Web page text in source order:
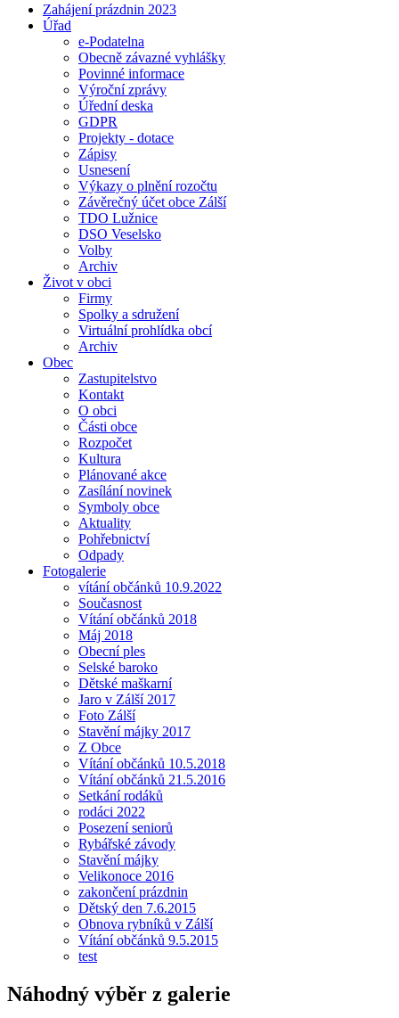
Zahájení prázdnin 2023
Úřad
e-Podatelna
Obecně závazné vyhlášky
Povinné informace
Výroční zprávy
Úřední deska
GDPR
Projekty - dotace
Zápisy
Usnesení
Výkazy o plnění rozočtu
Závěrečný účet obce Zálší
TDO Lužnice
DSO Veselsko
Volby
Archiv
Život v obci
Firmy
Spolky a sdružení
Virtuální prohlídka obcí
Archiv
Obec
Zastupitelstvo
Kontakt
O obci
Části obce
Rozpočet
Kultura
Plánované akce
Zasílání novinek
Symboly obce
Aktuality
Pohřebnictví
Odpady
Fotogalerie
vítání občánků 10.9.2022
Současnost
Vítání občánků 2018
Máj 2018
Obecní ples
Selské baroko
Dětské maškarní
Jaro v Zálší 2017
Foto Zálší
Stavění májky 2017
Z Obce
Vítání občánků 10.5.2018
Vítání občánků 21.5.2016
Setkání rodáků
rodáci 2022
Posezení seniorů
Rybářské závody
Stavění májky
Velikonoce 2016
zakončení prázdnin
Dětský den 7.6.2015
Obnova rybníků v Zálší
Vítání občánků 9.5.2015
test
Náhodný výběr z galerie